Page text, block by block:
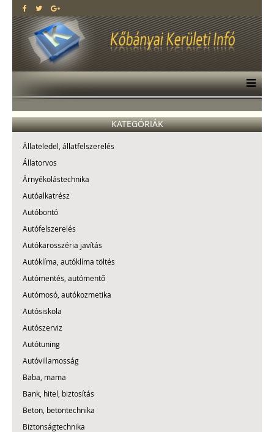
KATEGÓRIÁK
Állateledel, állatfelszerelés
Állatorvos
Árnyékolástechnika
Autóalkatrész
Autóbontó
Autófelszerelés
Autókarosszéria javítás
Autóklíma, autóklíma töltés
Autómentés, autómentő
Autómosó, autókozmetika
Autósiskola
Autószerviz
Autótuning
Autóvillamosság
Baba, mama
Bank, hitel, biztosítás
Beton, betontechnika
Biztonságtechnika